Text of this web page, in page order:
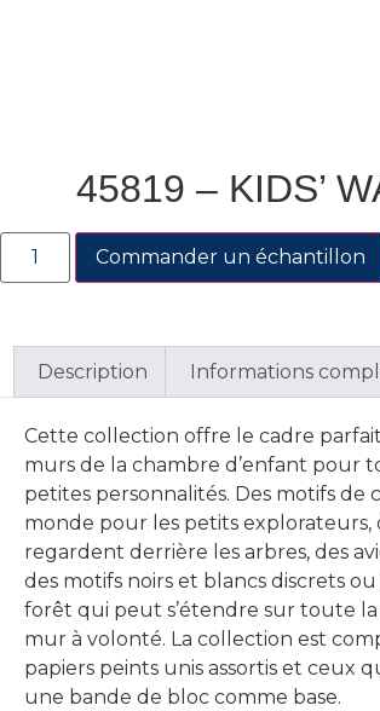
45819 – KIDS’
Commander un échantillon
Description Informations
Cette collection offre le cadre
murs de la chambre d’enfant pour
petites personnalités. Des motifs de
monde pour les petits explorateurs,
regardent derrière les arbres, des
des motifs noirs et blancs discrets ou
forêt qui peut s’étendre sur toute
mur à volonté. La collection est
papiers peints unis assortis et ceux
une bande de bloc comme base.